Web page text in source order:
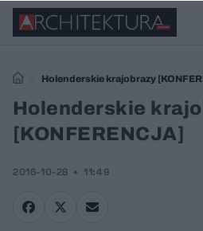
Holenderskie krajobrazy
Holenderskie
[KONFERENCJA]
2016-10-28 11:49